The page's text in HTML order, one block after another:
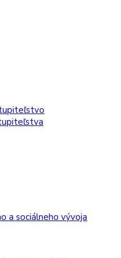
a sociálneho vývoja